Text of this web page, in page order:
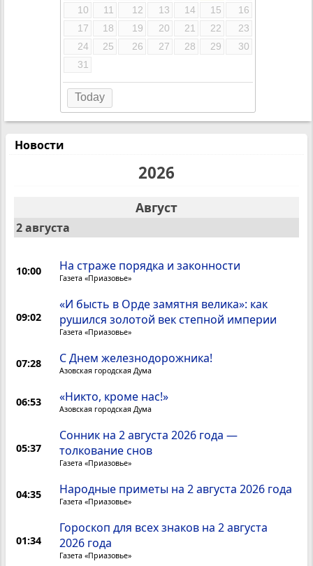
Новости
2026
Август
2 августа
10:00 На страже порядка и законности
Газета «Приазовье»
09:02
«И бысть в Орде замятня велика»: как
рушился золотой век степной империи
Газета «Приазовье»
07:28 С Днем железнодорожника!
Азовская городская Дума
06:53 «Никто, кроме нас!»
Азовская городская Дума
05:37
Сонник на 2 августа 2026 года —
толкование снов
Газета «Приазовье»
04:35 Народные приметы на 2 августа 2026 года
Газета «Приазовье»
01:34
Гороскоп для всех знаков на 2 августа
2026 года
Газета «Приазовье»
10
11 12 13 14 15
16
17
18 19 20 21 22
23
24
25 26 27 28 29
30
31
Today